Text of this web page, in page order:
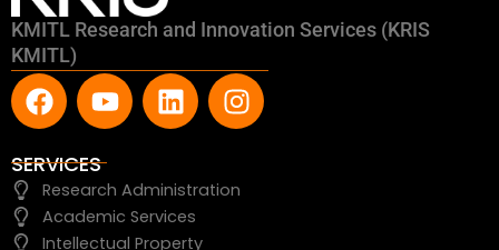
KMITL Research and Innovation Services (KRIS
KMITL)
F
a
c
e
b
o
Y
o
u
t
u
b
L
i
n
e
d
I
n
s
a
SERVICES
Research Administration
Academic Services
Intellectual Property